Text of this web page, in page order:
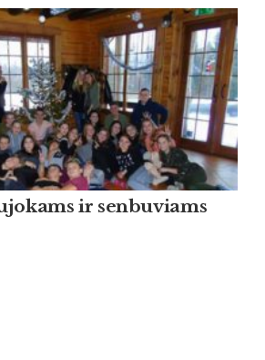
ir senbuviams